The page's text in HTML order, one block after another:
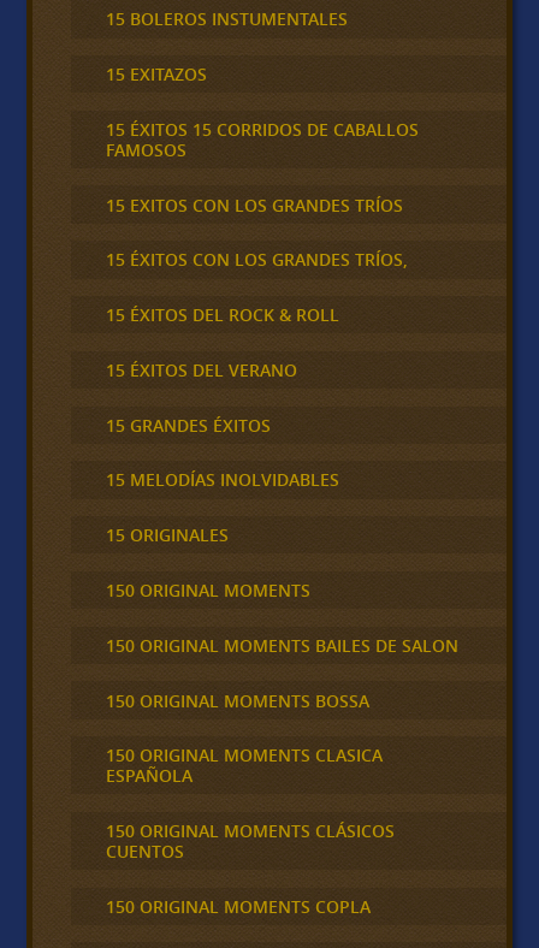
15 BOLEROS INSTUMENTALES
15 EXITAZOS
15 ÉXITOS 15 CORRIDOS DE CABALLOS
FAMOSOS
15 EXITOS CON LOS GRANDES TRÍOS
15 ÉXITOS CON LOS GRANDES TRÍOS,
15 ÉXITOS DEL ROCK & ROLL
15 ÉXITOS DEL VERANO
15 GRANDES ÉXITOS
15 MELODÍAS INOLVIDABLES
15 ORIGINALES
150 ORIGINAL MOMENTS
150 ORIGINAL MOMENTS BAILES DE SALON
150 ORIGINAL MOMENTS BOSSA
150 ORIGINAL MOMENTS CLASICA
ESPAÑOLA
150 ORIGINAL MOMENTS CLÁSICOS
CUENTOS
150 ORIGINAL MOMENTS COPLA